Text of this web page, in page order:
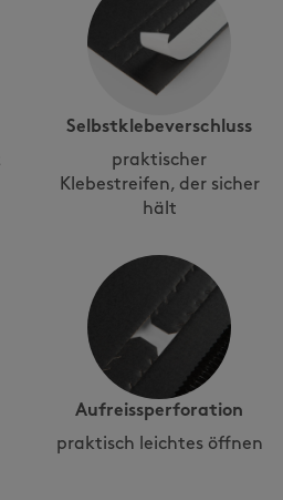
Selbstklebeverschluss
praktischer
Klebestreifen, der sicher
hält
Aufreissperforation
praktisch leichtes öffnen